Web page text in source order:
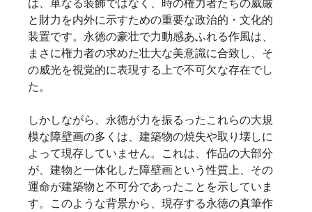
は、単なる装飾ではなく、時の権力者たちの威厳
と財力を内外に示すための重要な政治的・文化的
装置です。永徳の豪壮で力動感あふれる作風は、
まさに権力者の求めた壮大な美意識に合致し、そ
の威光を視覚的に表現する上で不可欠な存在でし
た。
しかしながら、永徳が力を振るったこれらの大規
模な障壁画の多くは、建築物の焼失や取り壊しに
よって現存していません。これは、作品の大部分
が、建物と一体化した障壁画という性質上、その
運命が建築物と不可分であったことを示していま
す。このような背景から、現存する永徳の真筆作